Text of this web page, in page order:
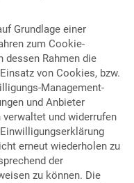
Grundlage einer
zum Cookie-
dessen Rahmen die
von Cookies, bzw.
Management-
und Anbieter
und widerrufen
erneut wiederholen zu
der
zu können. Die